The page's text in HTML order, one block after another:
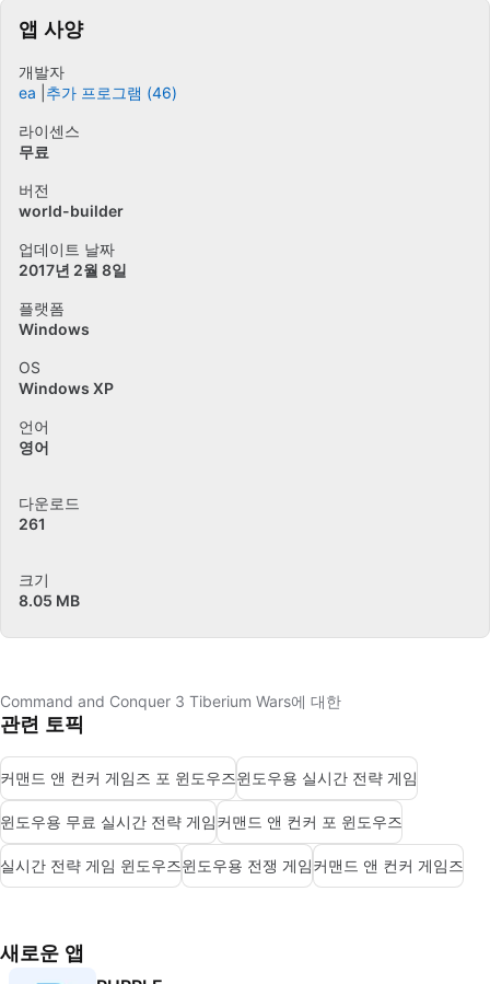
앱 사양
개발자
ea
추가 프로그램 (46)
라이센스
무료
버전
world-builder
업데이트 날짜
2017년 2월 8일
플랫폼
Windows
OS
Windows XP
언어
영어
다운로드
261
크기
8.05 MB
Command and Conquer 3 Tiberium Wars에 대한
관련 토픽
커맨드 앤 컨커 게임즈 포 윈도우즈윈도우용 실시간 전략 게임
윈도우용 무료 실시간 전략 게임커맨드 앤 컨커 포 윈도우즈
실시간 전략 게임 윈도우즈윈도우용 전쟁 게임커맨드 앤 컨커 게임즈
새로운 앱